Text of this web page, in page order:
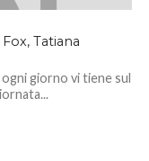
Tatiana
giorno vi tiene sul